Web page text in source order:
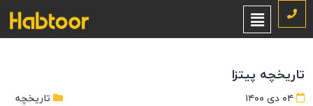
تاریخچه پیتزا
۰۴ دی ۱۴۰۰ تاریخچه